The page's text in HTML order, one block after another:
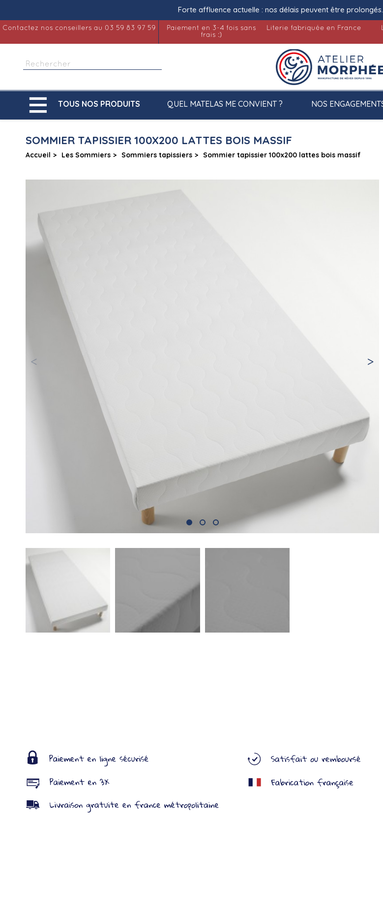
Forte affluence actuelle : nos délais peuvent être
Contactez nos conseillers au 03 59 83 97 59
Paiement en 3-4 fois sans
frais :)
Literie fabriquée en France
 TOUS NOS PRODUITS QUEL MATELAS ME CONVIENT ? NOS
SOMMIER TAPISSIER 100X200 LATTES BOIS MASSIF
Accueil Les Sommiers Sommiers tapissiers Sommier tapissier 100x200 lattes bois massif